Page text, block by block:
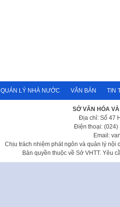
QUẢN LÝ NHÀ NƯỚC VĂN BẢN TIN
SỞ VĂN HÓA
Địa chỉ: Số 47
Điện thoại: (024)
Email:
Chịu trách nhiệm phát ngôn và quản lý nội
Bản quyền thuộc về Sở VHTT. Yêu